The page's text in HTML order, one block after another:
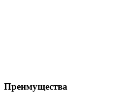
Преимущества